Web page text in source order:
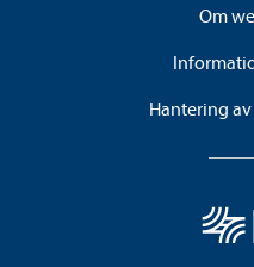
Om
Hantering